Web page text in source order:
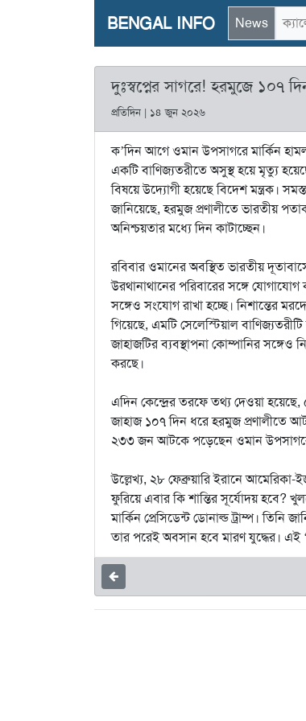
BENGAL INFO News
দুঃস্বপ্নের সাগরে! হরমুজে ১০৭
প্রতিদিন | ১৪ জুন ২০২৬
ক’দিন আগে ওমান উপসাগরে মার্কিন
একটি বাণিজ্যতরীতে অসুস্থ হয়ে মৃত্যু
বিষয়ে উদ্যোগী হয়েছে বিদেশ মন্ত্রক।
জানিয়েছে, হরমুজ প্রণালীতে ভারতীয়
অনিশ্চয়তার মধ্যে দিন কাটাচ্ছেন।
রবিবার ওমানের অবস্থিত ভারতীয়
উরথানাথানের পরিবারের সঙ্গে যোগাযোগ
সঙ্গেও সংযোগ রাখা হচ্ছে। নিশান্তের
গিয়েছে, এমটি সেলেস্টিয়াল
জাহাজটির ব্যবস্থাপনা কোম্পানির
করছে।
এদিন কেন্দ্রের তরফে তথ্য দেওয়া
জাহাজ ১০৭ দিন ধরে হরমুজ প্রণালীতে
২৩৩ জন আটকে পড়েছেন ওমান
উল্লেখ্য, ২৮ ফেব্রুয়ারি ইরানে আমেরিকা-
ফুরিয়ে এবার কি শান্তির সূর্যোদয় হবে?
মার্কিন প্রেসিডেন্ট ডোনাল্ড ট্রাম্প। তিনি
তার পরেই অবসান হবে মারণ যুদ্ধের। এই